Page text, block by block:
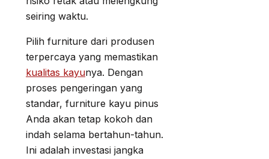
seiring waktu.
Pilih furniture dari produsen
terpercaya yang memastikan
kualitas kayunya. Dengan
proses pengeringan yang
standar, furniture kayu pinus
Anda akan tetap kokoh dan
indah selama bertahun-tahun.
Ini adalah investasi jangka